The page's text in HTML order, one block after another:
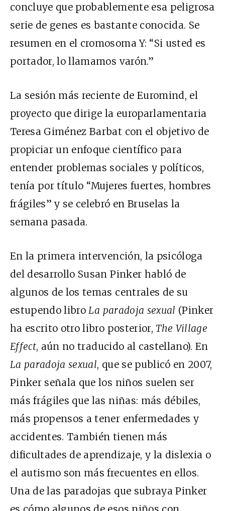
concluye que probablemente esa peligrosa
serie de genes es bastante conocida. Se
resumen en el cromosoma Y: “Si usted es
portador, lo llamamos varón.”
La sesión más reciente de Euromind, el
proyecto que dirige la europarlamentaria
Teresa Giménez Barbat con el objetivo de
propiciar un enfoque científico para
entender problemas sociales y políticos,
tenía por título “Mujeres fuertes, hombres
frágiles” y se celebró en Bruselas la
semana pasada.
En la primera intervención, la psicóloga
del desarrollo Susan Pinker habló de
algunos de los temas centrales de su
estupendo libroLa paradoja sexual (Pinker
ha escrito otro libro posterior,The Village
Effect, aún no traducido al castellano). En
La paradoja sexual, que se publicó en 2007,
Pinker señala que los niños suelen ser
más frágiles que las niñas: más débiles,
más propensos a tener enfermedades y
accidentes. También tienen más
dificultades de aprendizaje, y la dislexia o
el autismo son más frecuentes en ellos.
Una de las paradojas que subraya Pinker